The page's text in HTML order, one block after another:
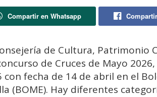
Compartir en Whatsapp
de Cultura, Patrimonio
de Cruces de Mayo
con fecha de 14 de abril en el
(BOME). Hay diferentes